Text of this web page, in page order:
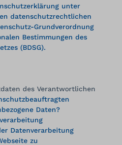
unter
datenschutzrechtlichen
Grundverordnung
Bestimmungen des
(BDSG).
des Verantwortlichen
Daten?
Datenverarbeitung
zu